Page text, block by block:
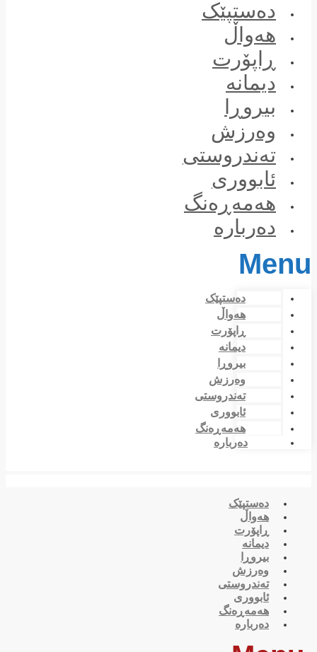
دەستپێک
هەواڵ
ڕاپۆرت
دیمانە
بیروڕا
وەرزش
تەندروستی
ئابووری
هەمەڕەنگ
دەربارە
Menu
دەستپێک
هەواڵ
ڕاپۆرت
دیمانە
بیروڕا
وەرزش
تەندروستی
ئابووری
هەمەڕەنگ
دەربارە
دەستپێک
هەواڵ
ڕاپۆرت
دیمانە
بیروڕا
وەرزش
تەندروستی
ئابووری
هەمەڕەنگ
دەربارە